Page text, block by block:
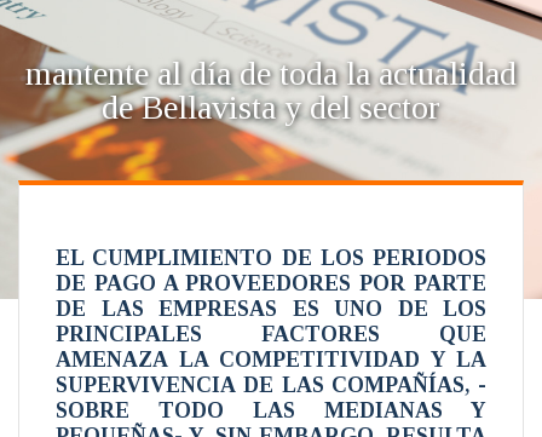
mantente al día de toda la actualidad
de Bellavista y del sector
EL CUMPLIMIENTO DE LOS PERIODOS
DE PAGO A PROVEEDORES POR PARTE
DE LAS EMPRESAS ES UNO DE LOS
PRINCIPALES FACTORES QUE
AMENAZA LA COMPETITIVIDAD Y LA
SUPERVIVENCIA DE LAS COMPAÑÍAS, -
SOBRE TODO LAS MEDIANAS Y